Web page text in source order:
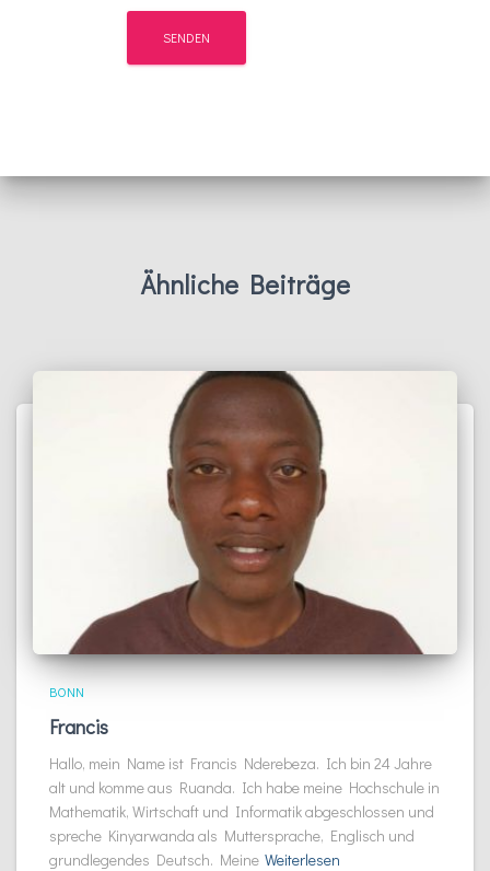
Ähnliche Beiträge
BONN
Francis
Hallo, mein Name ist Francis Nderebeza. Ich bin 24 Jahre
alt und komme aus Ruanda. Ich habe meine Hochschule in
Mathematik, Wirtschaft und Informatik abgeschlossen und
spreche Kinyarwanda als Muttersprache, Englisch und
grundlegendes Deutsch. Meine Weiterlesen